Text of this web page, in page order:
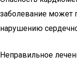
заболевание может
нарушению
Неправильное